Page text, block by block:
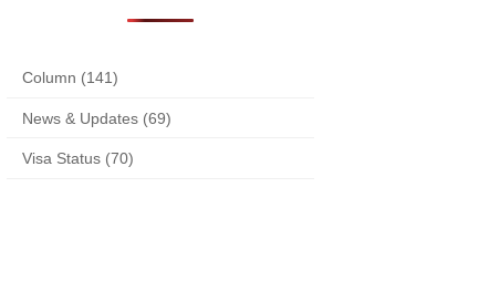
Column (141)
News & Updates (69)
Visa Status (70)